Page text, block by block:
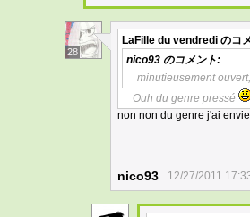
28
LaFille du vendredi のコ
nico93 のコメント:
minutieusement
Ouh du genre pressé
non non du genre j'ai
nico93 12/27/2011